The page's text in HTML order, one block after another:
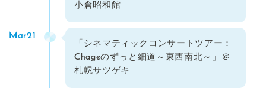
小倉昭和館
「シネマティックコンサートツアー：
Chageのずっと細道～東西南北～」＠
札幌サツゲキ
Mar21